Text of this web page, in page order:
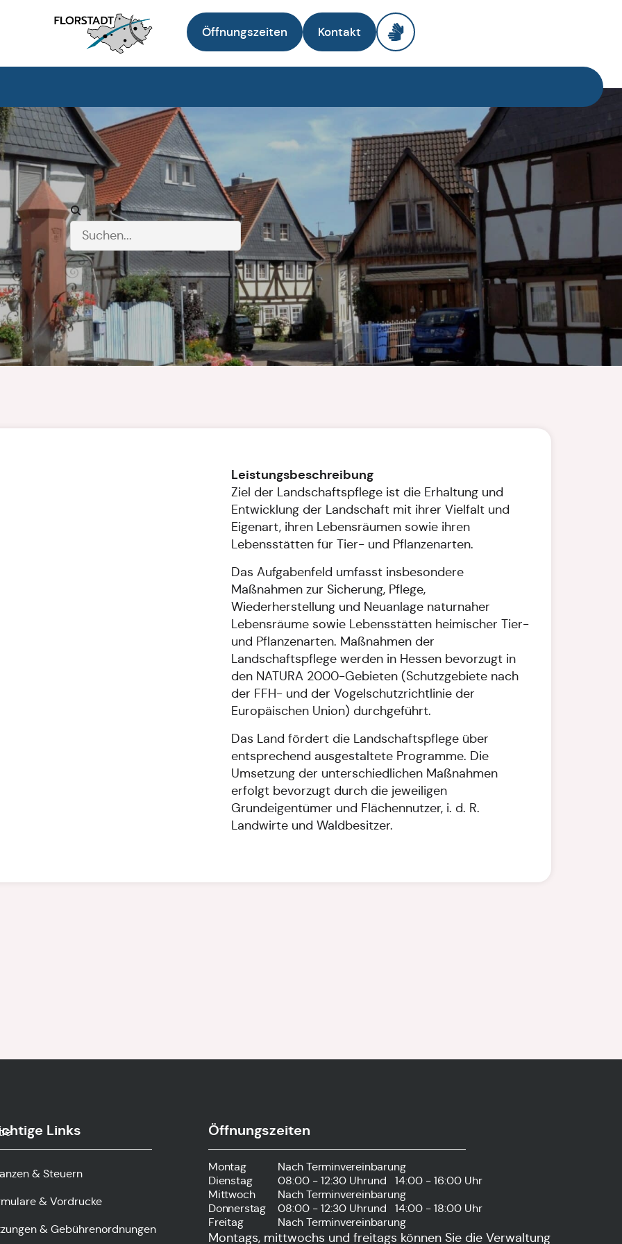
Öffnungszeiten Kontakt
Leistungsbeschreibung
Ziel der Landschaftspflege ist die Erhaltung und
Entwicklung der Landschaft mit ihrer Vielfalt und
Eigenart, ihren Lebensräumen sowie ihren
Lebensstätten für Tier- und Pflanzenarten.
Das Aufgabenfeld umfasst insbesondere
Maßnahmen zur Sicherung, Pflege,
Wiederherstellung und Neuanlage naturnaher
Lebensräume sowie Lebensstätten heimischer Tier-
und Pflanzenarten. Maßnahmen der
Landschaftspflege werden in Hessen bevorzugt in
den NATURA 2000-Gebieten (Schutzgebiete nach
der FFH- und der Vogelschutzrichtlinie der
Europäischen Union) durchgeführt.
Das Land fördert die Landschaftspflege über
entsprechend ausgestaltete Programme. Die
Umsetzung der unterschiedlichen Maßnahmen
erfolgt bevorzugt durch die jeweiligen
Grundeigentümer und Flächennutzer, i. d. R.
Landwirte und Waldbesitzer.
Links
& Steuern
& Vordrucke
& Gebührenordnungen
Öffnungszeiten
Montag
Nach Terminvereinbarung
Dienstag
08:00 - 12:30 Uhrund
14:00 - 16:00 Uhr
Mittwoch
Nach Terminvereinbarung
Donnerstag
08:00 - 12:30 Uhrund
14:00 - 18:00 Uhr
Freitag
Nach Terminvereinbarung
Montags, mittwochs und freitags können Sie die Verwaltung